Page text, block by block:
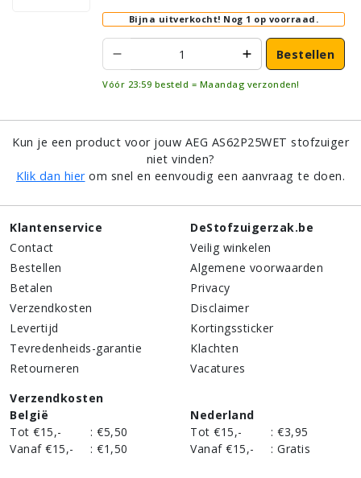
Bijna uitverkocht! Nog 1 op voorraad.
Bestellen
Vóór 23:59 besteld = Maandag verzonden!
Kun je een product voor jouw AEG AS62P25WET stofzuiger
niet vinden?
Klik dan hierom snel en eenvoudig een aanvraag te doen.
Klantenservice
Contact
Bestellen
Betalen
Verzendkosten
Levertijd
Tevredenheids-garantie
Retourneren
DeStofzuigerzak.be
Veilig winkelen
Algemene voorwaarden
Privacy
Disclaimer
Kortingssticker
Klachten
Vacatures
Verzendkosten
België
Tot €15,-
: €5,50
Vanaf €15,-
: €1,50
Nederland
Tot €15,-
: €3,95
Vanaf €15,-
: Gratis